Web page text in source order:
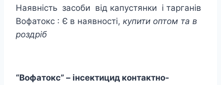
Наявність засоби від капустянки і тарганів
Вофатокс : Є в наявності, купити оптом та в
роздріб
“Вофатокс” – інсектицид контактно-